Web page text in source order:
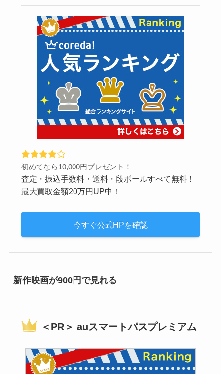
初めてなら10,000円プレゼント！
査定・振込手数料・送料・段ボールすべて無料！
最大買取金額20万円UP中！
今すぐ公式HPを確認
新作映画が900円で見れる
＜PR＞ auスマートパスプレミアム